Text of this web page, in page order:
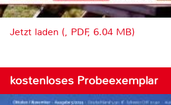
Jetzt laden (, PDF, 6.04 MB)
kostenloses Probeexemplar